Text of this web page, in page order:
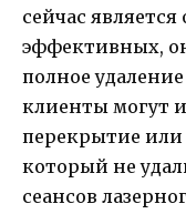
сейчас
эффективных,
полное
клиенты могут
перекрытие или
который не
сеансов